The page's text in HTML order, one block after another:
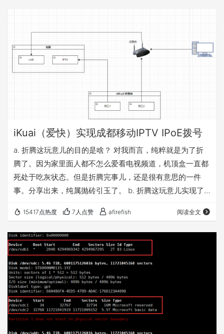
不亮正式版的W-1300系列的C…
iKuai（爱快）实现成都移动IPTV IPoE拨号
a. 折腾这玩意儿的目的是啥？ 对我而言，纯粹就是为了折
腾了。因为家里面人都不怎么爱看电视频道，机顶盒一直都
死处于吃灰状态。但是折腾完事儿，还是很有意思的一件
事。分享出来，纯属抛砖引玉了。 b. 折腾这玩意儿实现了
路由拨号之后，就可以抛弃掉机顶盒了。实现不限终端，不
限数量的播放IPTV。 一、设备准备 准备一台至少两个网口
的软路由。一个网口用来转发rtp流到局域网或者映射到广
域网，让其它安装了播放器的客户端可以不受限制的播放正
版的iptv。另外一个网口用来连…
15417点热度 7人点赞 afirefish 阅读全文